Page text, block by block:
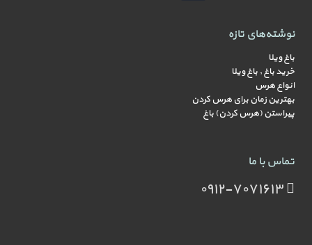
نوشته‌های تازه
باغ ویلا
خرید باغ , باغ ویلا
انواع هرس
بهترین زمان برای هرس کردن
پیراستن (هرس کردن) باغ
تماس با ما